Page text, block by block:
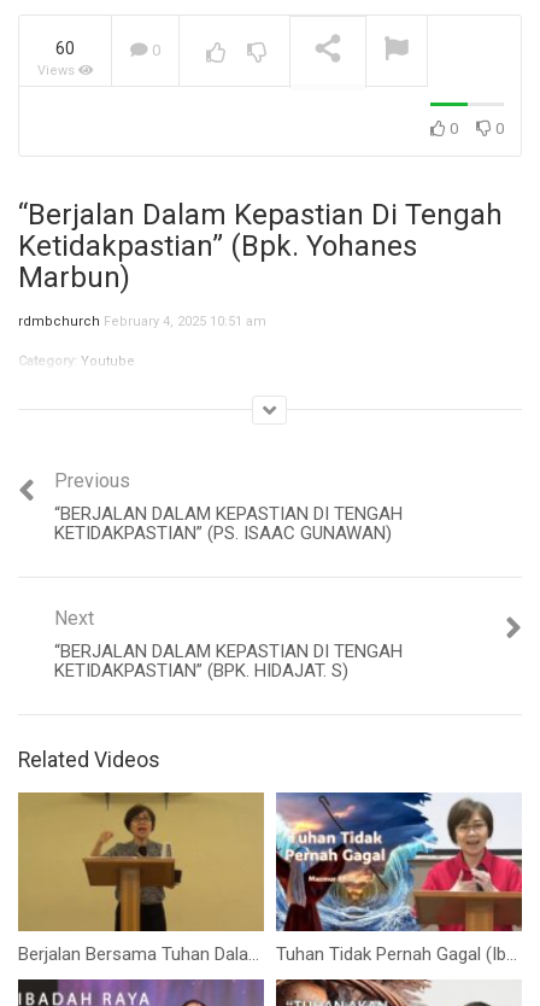
Jangan Biarkan Masa Lalu,
Depanmu! (Ibu Siane)
60
Views
0
0 0
“Berjalan Dalam Kepastian Di Tengah
Ketidakpastian” (Bpk. Yohanes
Marbun)
rdmbchurch February 4, 2025 10:51 am
Category: Youtube
Previous
“BERJALAN DALAM KEPASTIAN DI TENGAH
KETIDAKPASTIAN” (PS. ISAAC GUNAWAN)
Next
“BERJALAN DALAM KEPASTIAN DI TENGAH
KETIDAKPASTIAN” (BPK. HIDAJAT. S)
Related Videos
Berjalan Bersama Tuhan Dalam Keintiman – Visi 2017 (Elizabeth Mutiara) Tuhan Tidak Pernah Gagal (Ibu Elizabeth Mutiara)